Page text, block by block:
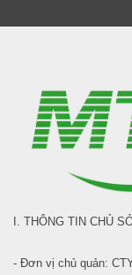
I. THÔNG TIN CHỦ
- Đơn vị chủ quản: